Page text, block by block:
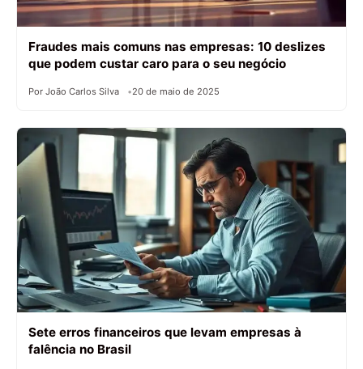
Fraudes mais comuns nas empresas: 10 deslizes
que podem custar caro para o seu negócio
Por João Carlos Silva 20 de maio de 2025
Sete erros financeiros que levam empresas à
falência no Brasil